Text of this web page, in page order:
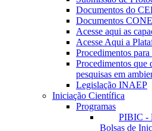
Documentos do
Documentos
Acesse aqui as
Acesse Aqui a
Procedimentos
Procedimentos que
pesquisas em
Legislação INAEP
Iniciação Científica
Programas
PIBIC -
Bolsas de